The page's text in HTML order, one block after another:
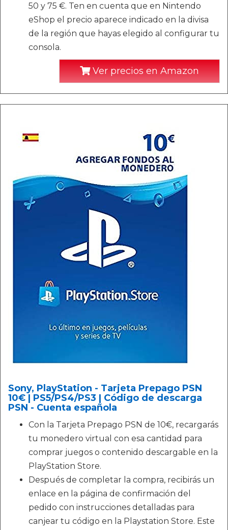
50 y 75 €. Ten en cuenta que en Nintendo
eShop el precio aparece indicado en la divisa
de la región que hayas elegido al configurar tu
consola.
Ver precios en Amazon
Sony, PlayStation - Tarjeta Prepago PSN
10€ | PS5/PS4/PS3 | Código de descarga
PSN - Cuenta española
Con la Tarjeta Prepago PSN de 10€, recargarás
tu monedero virtual con esa cantidad para
comprar juegos o contenido descargable en la
PlayStation Store.
Después de completar la compra, recibirás un
enlace en la página de confirmación del
pedido con instrucciones detalladas para
canjear tu código en la Playstation Store. Este